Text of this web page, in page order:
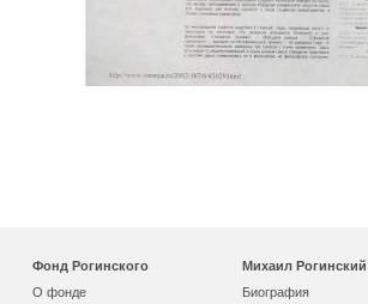
Фонд Рогинского
О фонде
Михаил Рогинский
Биография